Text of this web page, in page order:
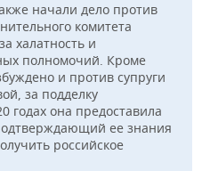
начали дело против
комитета
халатность и
полномочий. Кроме
и против супруги
за подделку
годах она предоставила
ее знания
российское